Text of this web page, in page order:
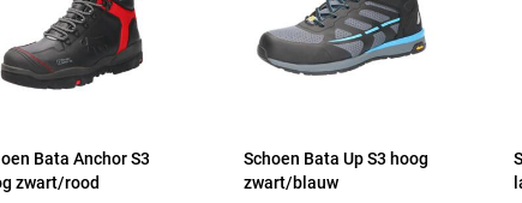
Bata Anchor S3
zwart/rood
Schoen Bata Up S3 hoog
zwart/blauw